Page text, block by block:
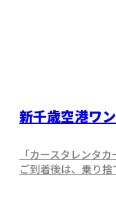
新千歳空港ワ
「カースタレンタ
ご到着後は、乗り